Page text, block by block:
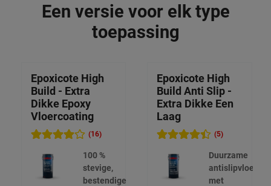
Een versie voor elk type
toepassing
Epoxicote High
Build - Extra
Dikke Epoxy
Vloercoating
(16)
100 %
stevige,
bestendige
Epoxicote High
Build Anti Slip -
Extra Dikke Een
Laag
(5)
Duurzame
met